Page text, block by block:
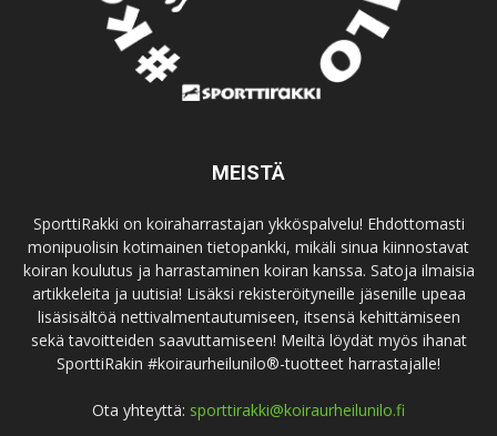
MEISTÄ
SporttiRakki on koiraharrastajan ykköspalvelu! Ehdottomasti
monipuolisin kotimainen tietopankki, mikäli sinua kiinnostavat
koiran koulutus ja harrastaminen koiran kanssa. Satoja ilmaisia
artikkeleita ja uutisia! Lisäksi rekisteröityneille jäsenille upeaa
lisäsisältöä nettivalmentautumiseen, itsensä kehittämiseen
sekä tavoitteiden saavuttamiseen! Meiltä löydät myös ihanat
SporttiRakin #koiraurheilunilo®-tuotteet harrastajalle!
Ota yhteyttä: sporttirakki@koiraurheilunilo.fi